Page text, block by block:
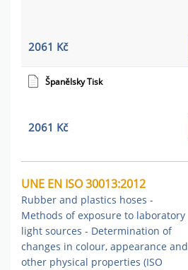
2061 Kč
Španělsky Tisk
2061 Kč
UNE EN ISO 30013:2012
Rubber and plastics hoses -
Methods of exposure to laboratory
light sources - Determination of
changes in colour, appearance and
other physical properties (ISO